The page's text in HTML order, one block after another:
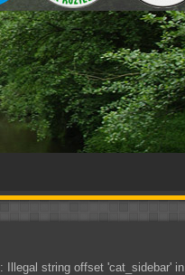
: Illegal string offset 'cat_sidebar' in